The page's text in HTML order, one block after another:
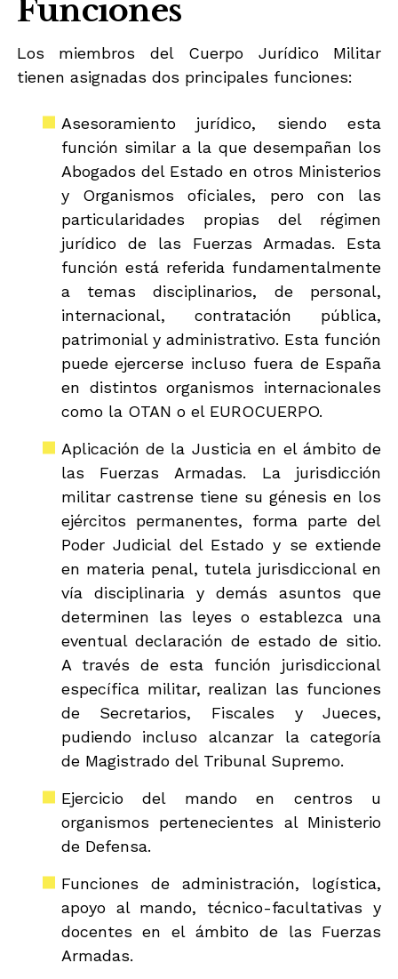
Funciones
Los miembros del Cuerpo Jurídico Militar
tienen asignadas dos principales funciones:
Asesoramiento jurídico, siendo esta
función similar a la que desempañan los
Abogados del Estado en otros Ministerios
y Organismos oficiales, pero con las
particularidades propias del régimen
jurídico de las Fuerzas Armadas. Esta
función está referida fundamentalmente
a temas disciplinarios, de personal,
internacional, contratación pública,
patrimonial y administrativo. Esta función
puede ejercerse incluso fuera de España
en distintos organismos internacionales
como la OTAN o el EUROCUERPO.
Aplicación de la Justicia en el ámbito de
las Fuerzas Armadas. La jurisdicción
militar castrense tiene su génesis en los
ejércitos permanentes, forma parte del
Poder Judicial del Estado y se extiende
en materia penal, tutela jurisdiccional en
vía disciplinaria y demás asuntos que
determinen las leyes o establezca una
eventual declaración de estado de sitio.
A través de esta función jurisdiccional
específica militar, realizan las funciones
de Secretarios, Fiscales y Jueces,
pudiendo incluso alcanzar la categoría
de Magistrado del Tribunal Supremo.
Ejercicio del mando en centros u
organismos pertenecientes al Ministerio
de Defensa.
Funciones de administración, logística,
apoyo al mando, técnico-facultativas y
docentes en el ámbito de las Fuerzas
Armadas.